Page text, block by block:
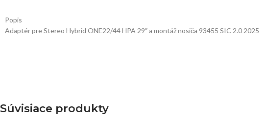
Popis
Adaptér pre Stereo Hybrid ONE22/44 HPA 29″ a montáž nosiča 93455 SIC 2.0 2025
Súvisiace produkty